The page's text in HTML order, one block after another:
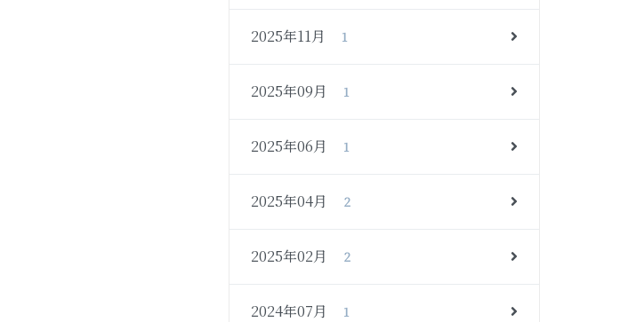
2025年11月 1
2025年09月 1
2025年06月 1
2025年04月 2
2025年02月 2
2024年07月 1